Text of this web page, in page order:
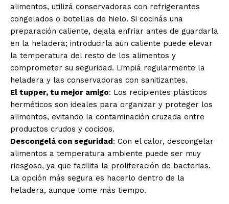
alimentos, utilizá conservadoras con refrigerantes
congelados o botellas de hielo. Si cocinás una
preparación caliente, dejala enfriar antes de guardarla
en la heladera; introducirla aún caliente puede elevar
la temperatura del resto de los alimentos y
comprometer su seguridad. Limpiá regularmente la
heladera y las conservadoras con sanitizantes.
El tupper, tu mejor amigo: Los recipientes plásticos
herméticos son ideales para organizar y proteger los
alimentos, evitando la contaminación cruzada entre
productos crudos y cocidos.
Descongelá con seguridad: Con el calor, descongelar
alimentos a temperatura ambiente puede ser muy
riesgoso, ya que facilita la proliferación de bacterias.
La opción más segura es hacerlo dentro de la
heladera, aunque tome más tiempo.